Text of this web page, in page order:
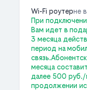
Wi-Fi роутерне
При
Вам идет в
3 месяца
период на
месяца
далее 500
продолжении